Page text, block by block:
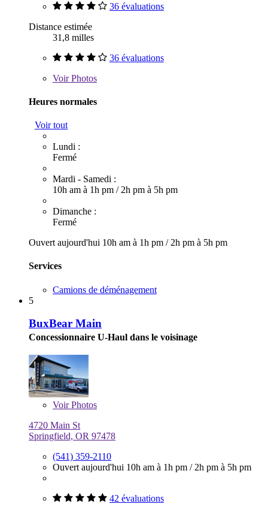
36 évaluations
Distance estimée
31,8 milles
36 évaluations
VoirPhotos
Heures normales
Voir tout
Lundi :
Fermé
Mardi - Samedi :
10h am à 1h pm / 2h pm à 5h pm
Dimanche :
Fermé
Ouvert aujourd'hui 10h am à 1h pm / 2h pm à 5h pm
Services
Camions de déménagement
5
BuxBear Main
Concessionnaire U-Haul dans le voisinage
VoirPhotos
4720 Main St
Springfield, OR 97478
(541) 359-2110
Ouvert aujourd'hui 10h am à 1h pm / 2h pm à 5h pm
42 évaluations